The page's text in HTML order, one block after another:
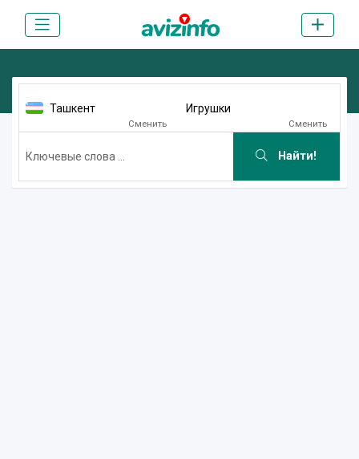
Ташкент
Сменить
Игрушки
Сменить
Найти!